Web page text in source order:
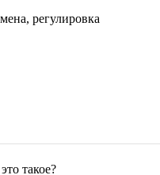
регулировка
такое?